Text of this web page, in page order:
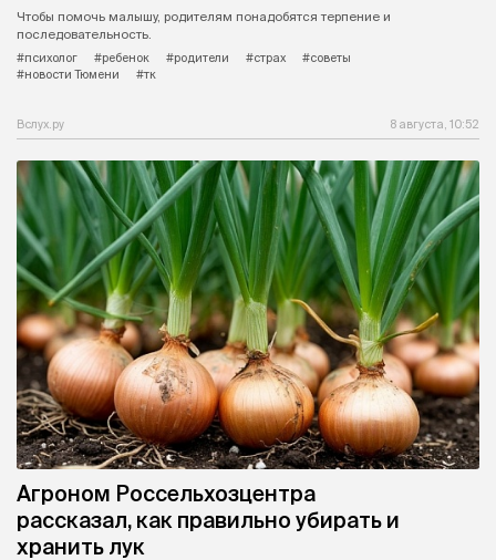
Чтобы помочь малышу, родителям понадобятся терпение и
последовательность.
#психолог
#ребенок #родители #страх
#советы
#новости Тюмени
#тк
Вслух.ру 8 августа, 10:52
Агроном Россельхозцентра
рассказал, как правильно убирать и
хранить лук